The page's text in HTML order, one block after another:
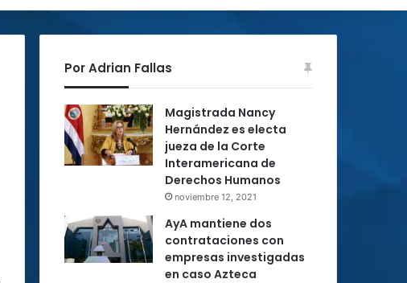
Por Adrian Fallas
Magistrada Nancy
Hernández es electa
jueza de la Corte
Interamericana de
Derechos Humanos
noviembre 12, 2021
AyA mantiene dos
contrataciones con
empresas investigadas
en caso Azteca